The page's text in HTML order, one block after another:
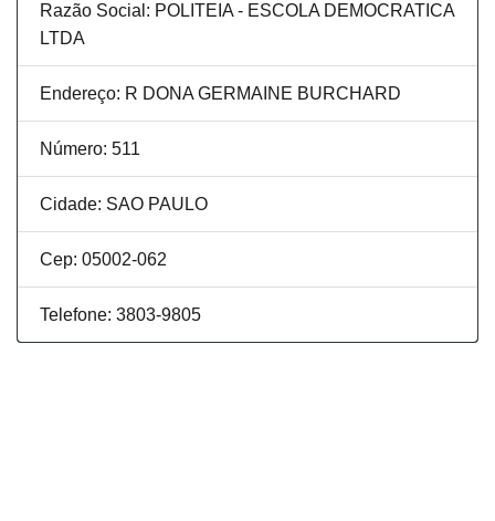
Razão Social: POLITEIA - ESCOLA DEMOCRATICA
LTDA
Endereço: R DONA GERMAINE BURCHARD
Número: 511
Cidade: SAO PAULO
Cep: 05002-062
Telefone: 3803-9805